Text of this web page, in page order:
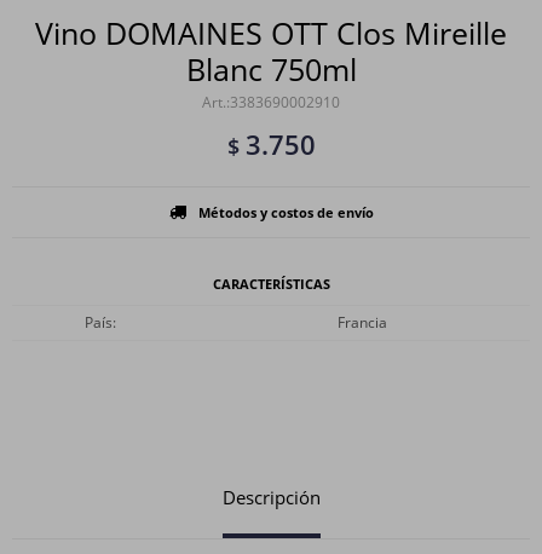
Vino DOMAINES OTT Clos Mireille
Blanc 750ml
3383690002910
$ 3.750
Métodos y costos de envío
CARACTERÍSTICAS
País Francia
Descripción